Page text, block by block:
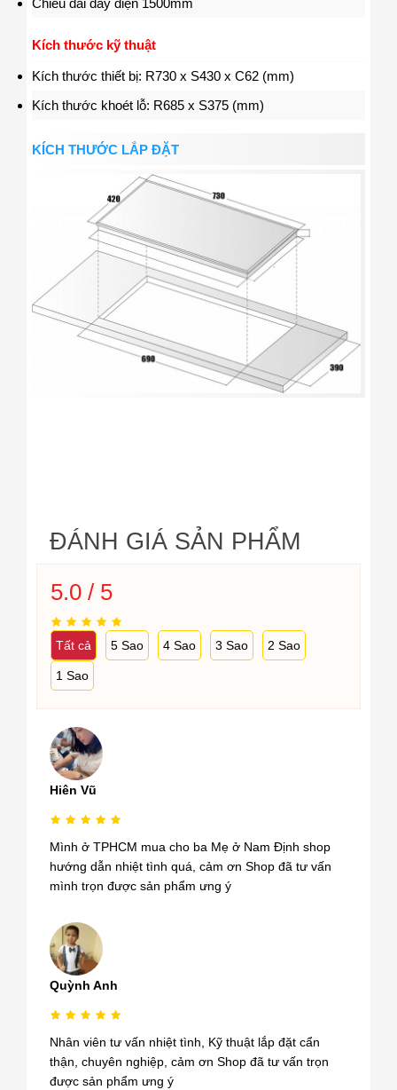
Chiều dài dây điện 1500mm
Kích thước kỹ thuật
Kích thước thiết bị: R730 x S430 x C62 (mm)
Kích thước khoét lỗ: R685 x S375 (mm)
KÍCH THƯỚC LẮP ĐẶT
ĐÁNH GIÁ SẢN PHẨM
5.0 / 5
Tất cả 5 Sao 4 Sao 3 Sao 2 Sao
1 Sao
Hiên Vũ
Mình ở TPHCM mua cho ba Mẹ ở Nam Định shop
hướng dẫn nhiệt tình quá, cảm ơn Shop đã tư vấn
mình trọn được sản phẩm ưng ý
Quỳnh Anh
Nhân viên tư vấn nhiệt tình, Kỹ thuật lắp đặt cẩn
thận, chuyên nghiệp, cảm ơn Shop đã tư vấn trọn
được sản phẩm ưng ý